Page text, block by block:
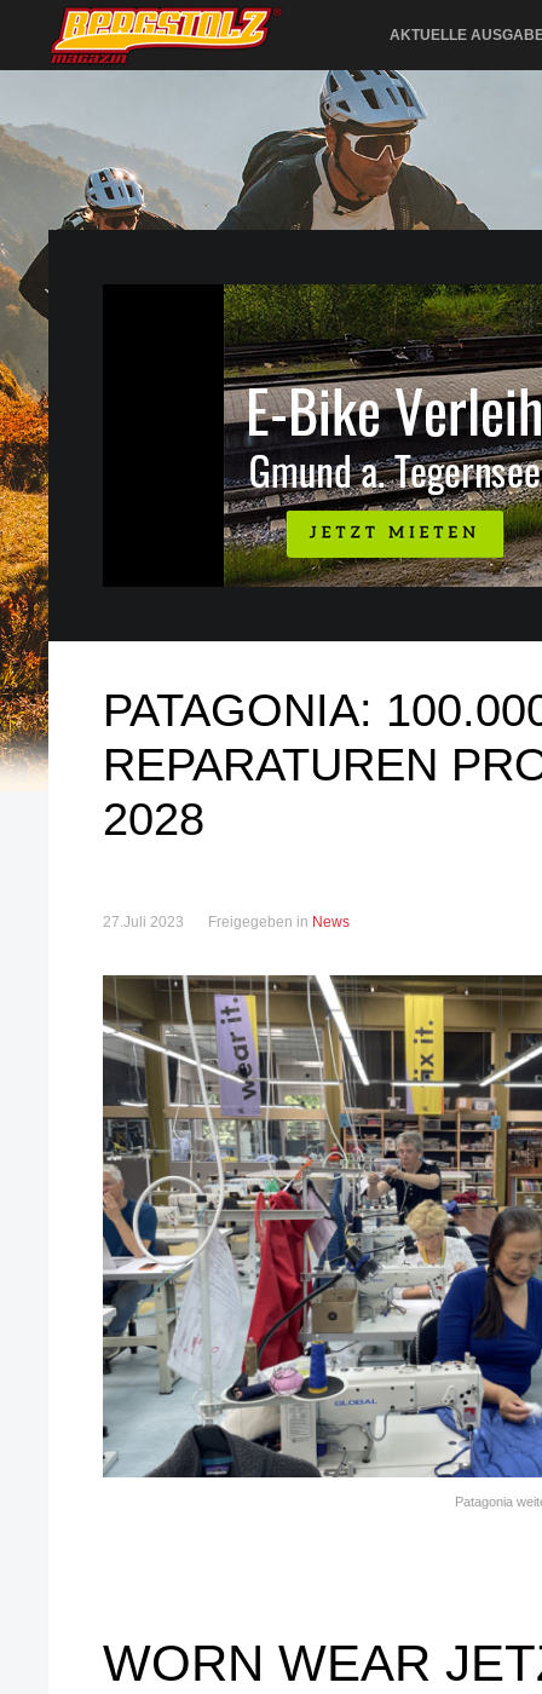
AKTUELLE
PATAGONIA:
REPARATUREN
2028
27.Juli 2023 Freigegeben in News
Patagonia
WORN WEAR